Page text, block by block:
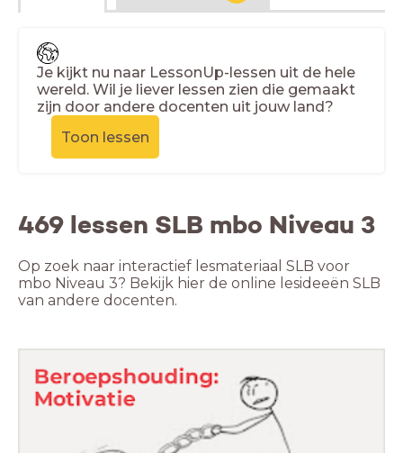
Je kijkt nu naar LessonUp-lessen uit de hele
wereld. Wil je liever lessen zien die gemaakt
zijn door andere docenten uit jouw land?
Toon lessen
469 lessen SLB mbo Niveau 3
Op zoek naar interactief lesmateriaal SLB voor
mbo Niveau 3? Bekijk hier de online lesideeën SLB
van andere docenten.